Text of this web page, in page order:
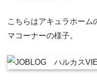
こちらはアキュラホーム
マコーナーの様子。